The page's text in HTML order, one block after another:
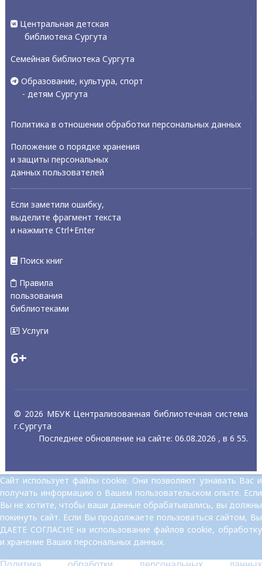
Центральная детская
библиотека Сургута
Семейная библиотека Сургута
Образование, культура, спорт
- детям Сургута
Политика в отношении обработки персональных данных
Положение о порядке хранения
и защиты персональных
данных пользователей
Если заметили ошибку,
выделите фрагмент текста
и нажмите Ctrl+Enter
Поиск книг
Правила
пользования
библиотеками
Услуги
6+
© 2026 МБУК Централизованная библиотечная система
г.Сургута
Последнее обновление на сайте: 06.08.2026 , в 6 55.
Сайт использует файлы cookie. Они позволяют узнавать Вас и
получать информацию о Вашем пользовательском опыте. Если
Вы не хотите, чтобы ваши данные обрабатывались, вы должны
покинуть сайт. Если Вы продолжаете пользоваться сайтом, Вы
ДАЕТЕ СОГЛАСИЕ на использование файлов cookie, обработку
и хранение Ваших персональных данных.